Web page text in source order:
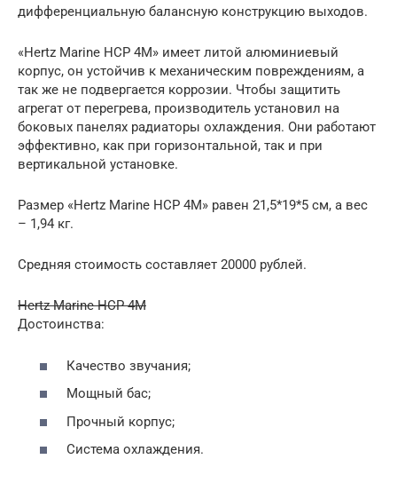
дифференциальную балансную конструкцию выходов.
«Hertz Marine HCP 4M» имеет литой алюминиевый
корпус, он устойчив к механическим повреждениям, а
так же не подвергается коррозии. Чтобы защитить
агрегат от перегрева, производитель установил на
боковых панелях радиаторы охлаждения. Они работают
эффективно, как при горизонтальной, так и при
вертикальной установке.
Размер «Hertz Marine HCP 4M» равен 21,5*19*5 см, а вес
– 1,94 кг.
Средняя стоимость составляет 20000 рублей.
Hertz Marine HCP 4M
Достоинства:
Качество звучания;
Мощный бас;
Прочный корпус;
Система охлаждения.